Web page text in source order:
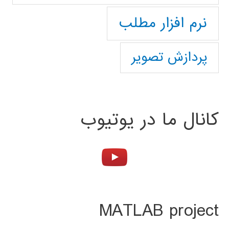
نرم افزار مطلب
پردازش تصویر
کانال ما در یوتیوب
MATLAB project